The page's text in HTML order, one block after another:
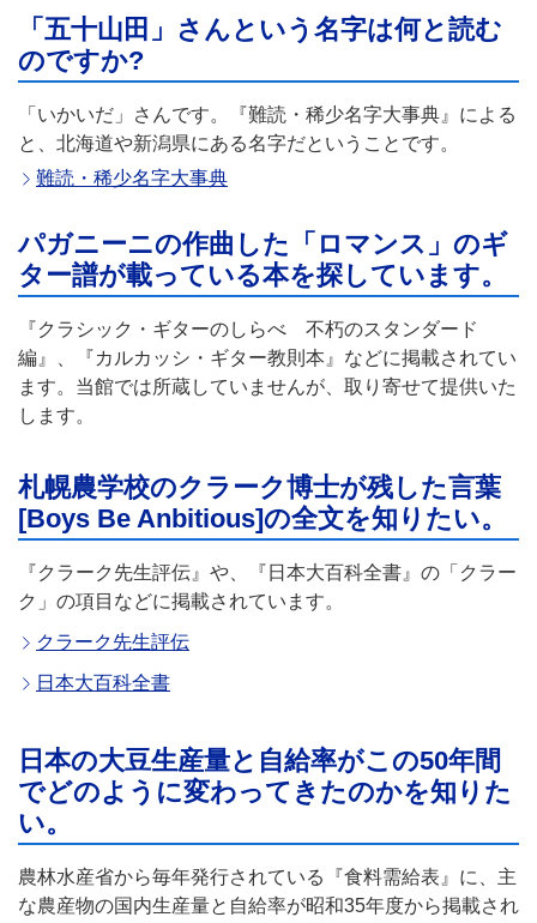
「五十山田」さんという名字は何と読む
のですか?
「いかいだ」さんです。『難読・稀少名字大事典』による
と、北海道や新潟県にある名字だということです。
難読・稀少名字大事典
パガニーニの作曲した「ロマンス」のギ
ター譜が載っている本を探しています。
『クラシック・ギターのしらべ 不朽のスタンダード
編』、『カルカッシ・ギター教則本』などに掲載されてい
ます。当館では所蔵していませんが、取り寄せて提供いた
します。
札幌農学校のクラーク博士が残した言葉
[Boys Be Anbitious]の全文を知りたい。
『クラーク先生評伝』や、『日本大百科全書』の「クラー
ク」の項目などに掲載されています。
クラーク先生評伝
日本大百科全書
日本の大豆生産量と自給率がこの50年間
でどのように変わってきたのかを知りた
い。
農林水産省から毎年発行されている『食料需給表』に、主
な農産物の国内生産量と自給率が昭和35年度から掲載され